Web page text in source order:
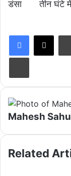
डंसा
तीन घंटे
Mahesh Sahu
Related